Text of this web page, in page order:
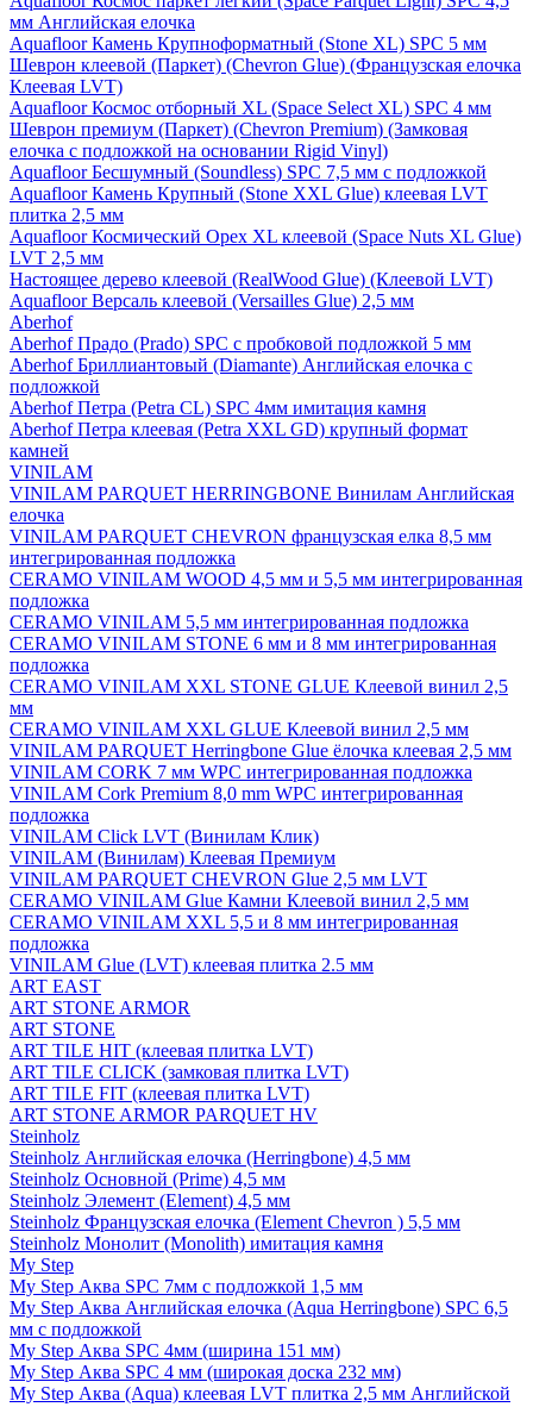
мм Английская елочка
Aquafloor Камень Крупноформатный (Stone XL) SPC 5 мм
Шеврон клеевой (Паркет) (Chevron Glue) (Французская елочка
Клеевая LVT)
Aquafloor Космос отборный XL (Space Select XL) SPC 4 мм
Шеврон премиум (Паркет) (Chevron Premium) (Замковая
елочка с подложкой на основании Rigid Vinyl)
Aquafloor Бесшумный (Soundless) SPC 7,5 мм с подложкой
Aquafloor Камень Крупный (Stone XXL Glue) клеевая LVT
плитка 2,5 мм
Aquafloor Космический Орех XL клеевой (Space Nuts XL Glue)
LVT 2,5 мм
Настоящее дерево клеевой (RealWood Glue) (Клеевой LVT)
Aquafloor Версаль клеевой (Versailles Glue) 2,5 мм
Aberhof
Aberhof Прадо (Prado) SPC с пробковой подложкой 5 мм
Aberhof Бриллиантовый (Diamante) Английская елочка с
подложкой
Aberhof Петра (Petra CL) SPC 4мм имитация камня
Aberhof Петра клеевая (Petra XXL GD) крупный формат
камней
VINILAM
VINILAM PARQUET HERRINGBONE Винилам Английская
елочка
VINILAM PARQUET CHEVRON французская елка 8,5 мм
интегрированная подложка
CERAMO VINILAM WOOD 4,5 мм и 5,5 мм интегрированная
подложка
CERAMO VINILAM 5,5 мм интегрированная подложка
CERAMO VINILAM STONE 6 мм и 8 мм интегрированная
подложка
CERAMO VINILAM XXL STONE GLUE Клеевой винил 2,5
мм
CERAMO VINILAM XXL GLUE Клеевой винил 2,5 мм
VINILAM PARQUET Herringbone Glue ёлочка клеевая 2,5 мм
VINILAM CORK 7 мм WPC интегрированная подложка
VINILAM Cork Premium 8,0 mm WPC интегрированная
подложка
VINILAM Click LVT (Винилам Клик)
VINILAM (Винилам) Клеевая Премиум
VINILAM PARQUET CHEVRON Glue 2,5 мм LVT
CERAMO VINILAM Glue Камни Клеевой винил 2,5 мм
CERAMO VINILAM XXL 5,5 и 8 мм интегрированная
подложка
VINILAM Glue (LVT) клеевая плитка 2.5 мм
ART EAST
ART STONE ARMOR
ART STONE
ART TILE HIT (клеевая плитка LVT)
ART TILE CLICK (замковая плитка LVT)
ART TILE FIT (клеевая плитка LVT)
ART STONE ARMOR PARQUET HV
Steinholz
Steinholz Английская елочка (Herringbone) 4,5 мм
Steinholz Основной (Prime) 4,5 мм
Steinholz Элемент (Element) 4,5 мм
Steinholz Французская елочка (Element Chevron ) 5,5 мм
Steinholz Монолит (Monolith) имитация камня
My Step
My Step Аква SPC 7мм c подложкой 1,5 мм
My Step Аква Английская елочка (Aqua Herringbone) SPC 6,5
мм с подложкой
My Step Аква SPC 4мм (ширина 151 мм)
My Step Аква SPC 4 мм (широкая доска 232 мм)
My Step Аква (Aqua) клеевая LVT плитка 2,5 мм Английской